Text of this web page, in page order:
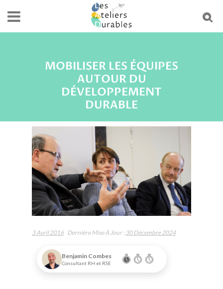
MOBILISER LES ÉQUIPES
AUTOUR DU
DÉVELOPPEMENT
DURABLE
3 Avril 2016 Dernière Mise À Jour :30 Décembre 2024
Benjamin Combes
Consultant RH et RSE